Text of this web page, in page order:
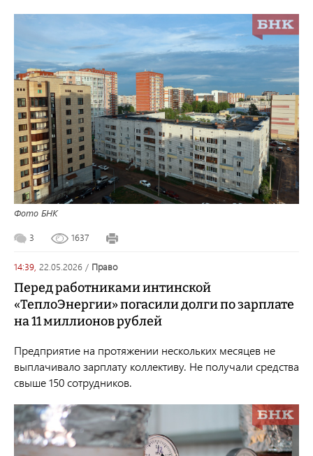
Фото БНК
3 1637
14:39, 22.05.2026 / право
Перед работниками интинской
«ТеплоЭнергии» погасили долги по зарплате
на 11 миллионов рублей
Предприятие на протяжении нескольких месяцев не
выплачивало зарплату коллективу. Не получали средства
свыше 150 сотрудников.